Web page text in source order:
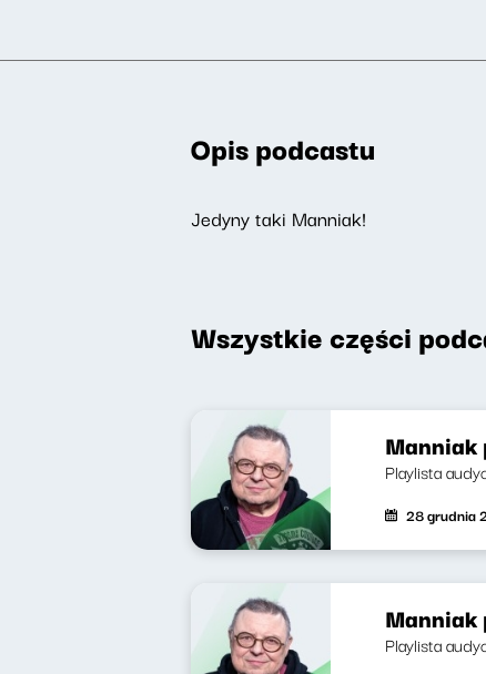
Opis podcastu
Jedyny taki Manniak!
Wszystkie części
Manniak
Playlista
28 grudnia
Manniak
Playlista